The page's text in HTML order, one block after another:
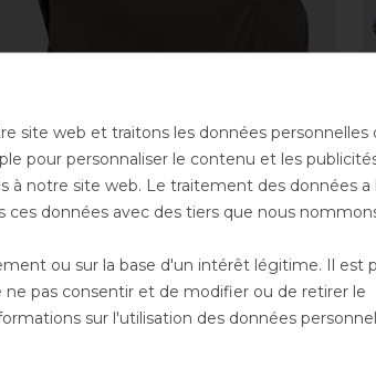
1680D Couverture de pré
avant 139,90 €
111,95 € *
site web et traitons les données personnelles
pour personnaliser le contenu et les
à notre site web. Le traitement des données a
données avec des tiers que nous
ou sur la base d'un intérêt légitime. Il est
pas consentir et de modifier ou de retirer le
sur l'utilisation des données